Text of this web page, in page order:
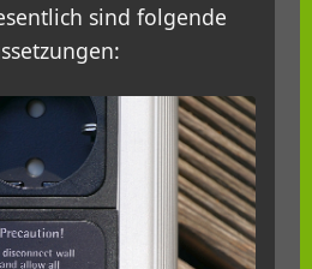
sind folgende